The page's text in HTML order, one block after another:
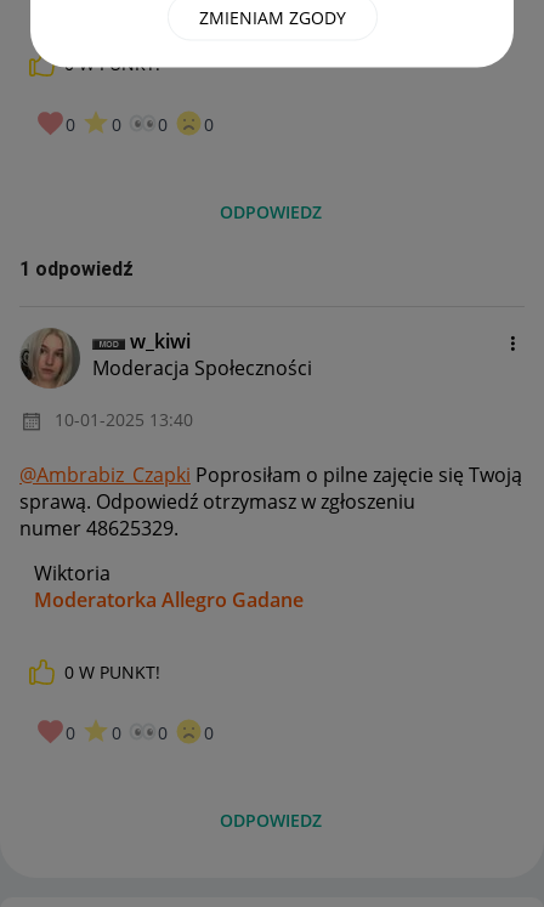
ZMIENIAM ZGODY
0W PUNKT!
0 0 0 0
ODPOWIEDZ
1 odpowiedź
w_kiwi
Moderacja Społeczności
‎10-01-2025 13:40
@Ambrabiz_Czapki Poprosiłam o pilne zajęcie się Twoją
sprawą. Odpowiedź otrzymasz w zgłoszeniu
numer 48625329.
Wiktoria
Moderatorka Allegro Gadane
0 W PUNKT!
0 0 0 0
ODPOWIEDZ